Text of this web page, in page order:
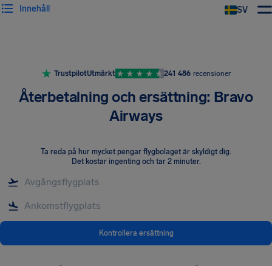
SV
Innehåll
TrustpilotUtmärkt 241 486 recensioner
Återbetalning och ersättning: Bravo
Airways
Ta reda på hur mycket pengar flygbolaget är skyldigt dig.
Det kostar ingenting och tar 2 minuter.
Kontrollera ersättning